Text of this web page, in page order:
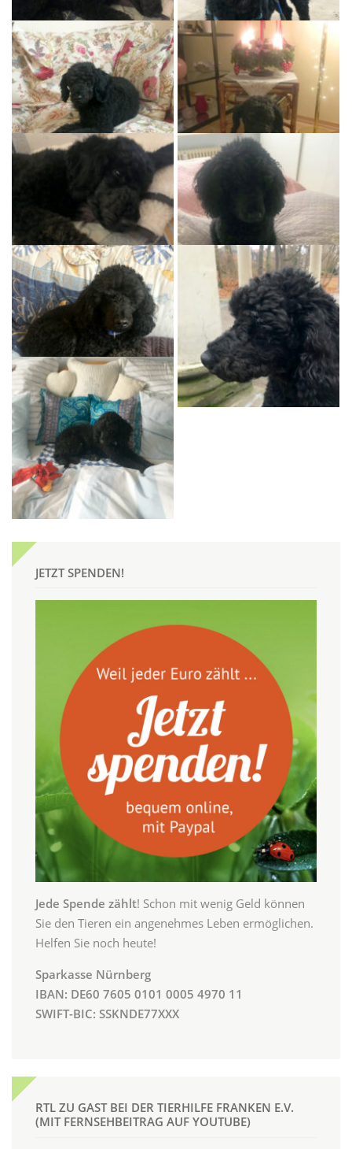
JETZT SPENDEN!
Jede Spende zählt! Schon mit wenig Geld können
Sie den Tieren ein angenehmes Leben ermöglichen.
Helfen Sie noch heute!
Sparkasse Nürnberg
IBAN: DE60 7605 0101 0005 4970 11
SWIFT-BIC: SSKNDE77XXX
RTL ZU GAST BEI DER TIERHILFE FRANKEN E.V.
(MIT FERNSEHBEITRAG AUF YOUTUBE)